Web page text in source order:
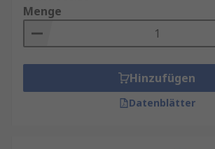
Menge
Hinzufügen
Datenblätter